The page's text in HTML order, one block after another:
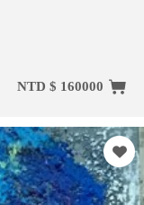
NTD $ 160000